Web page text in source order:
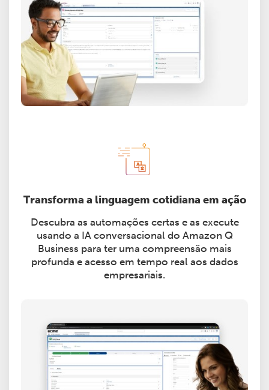
Transforma a linguagem cotidiana em ação
Descubra as automações certas e as execute
usando a IA conversacional do Amazon Q
Business para ter uma compreensão mais
profunda e acesso em tempo real aos dados
empresariais.